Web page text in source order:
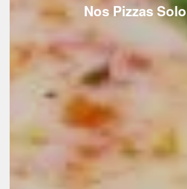
Nos Pizzas Solo